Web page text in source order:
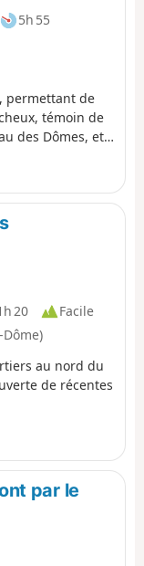
5h 55
permettant de
témoin de
des Dômes, et
la visite de
20
Facile
au nord du
de récentes
par le